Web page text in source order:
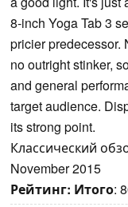
8-inch Yoga Tab 3
pricier predecessor.
no outright stinker,
and general
target audience.
its strong point.
Классический
November 2015
Рейтинг: Итого: